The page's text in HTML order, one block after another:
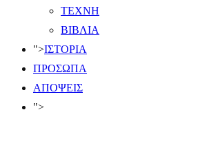
ΤΕΧΝΗ
ΒΙΒΛΙΑ
">ΙΣΤΟΡΙΑ
ΠΡΟΣΩΠΑ
ΑΠΟΨΕΙΣ
">